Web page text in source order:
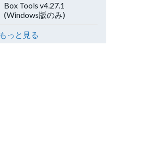
Box Tools v4.27.1
(Windows版のみ)
もっと見る